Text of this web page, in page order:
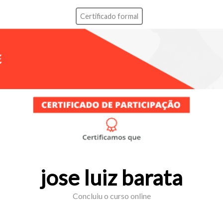
Certificado formal
jose luiz barata
Concluiu o curso online